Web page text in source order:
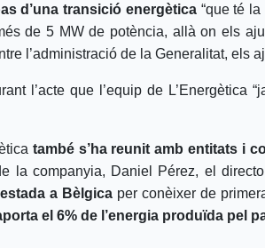
d’una transició energètica“que té la
de 5 MW de potència, allà on els
l’administració de la Generalitat, els
l’acte que l’equip de L’Energètica
també s’ha reunit amb entitats i
la companyia, Daniel Pérez, el
estada a Bèlgica per conèixer de
el 6% de l’energia produïda pel